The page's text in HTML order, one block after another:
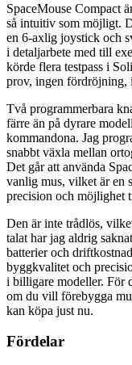
SpaceMouse Compact
så intuitiv som möjligt.
en 6-axlig joystick och
i detaljarbete med till
körde flera testpass i
prov, ingen fördröjning,
Två programmerbara
färre än på dyrare
kommandona. Jag
snabbt växla mellan
Det går att använda
vanlig mus, vilket är en
precision och möjlighet
Den är inte trådlös,
talat har jag aldrig
batterier och
byggkvalitet och
i billigare modeller. För
om du vill förebygga
kan köpa just nu.
Fördelar